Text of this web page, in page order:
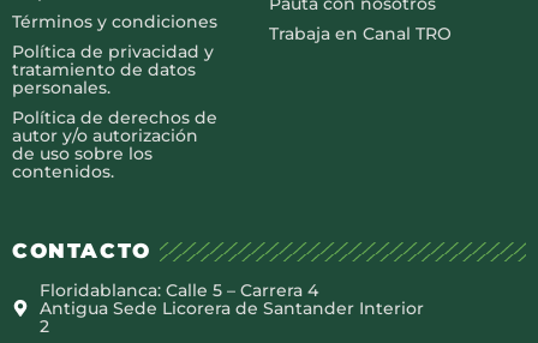
Términos y condiciones
Política de privacidad y
tratamiento de datos
personales.
Política de derechos de
autor y/o autorización
de uso sobre los
contenidos.
Trabaja en Canal TRO
CONTACTO
Floridablanca: Calle 5 – Carrera 4
Antigua Sede Licorera de Santander Interior
2